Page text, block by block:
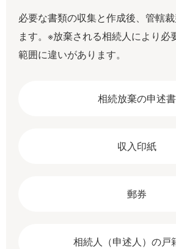
必要な書類の収集と作成後、管轄
ます。※放棄される相続人により必
範囲に違いがあります。
相続放棄の申述書
収入印紙
郵券
相続人（申述人）の戸